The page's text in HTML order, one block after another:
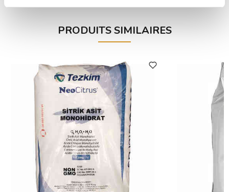
PRODUITS SIMILAIRES